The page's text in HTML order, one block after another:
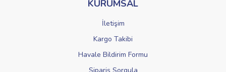
Ürün fiyatı diğer sitelerden daha pahalı.
KURUMSAL
İletişim
Kargo Takibi
Havale Bildirim Formu